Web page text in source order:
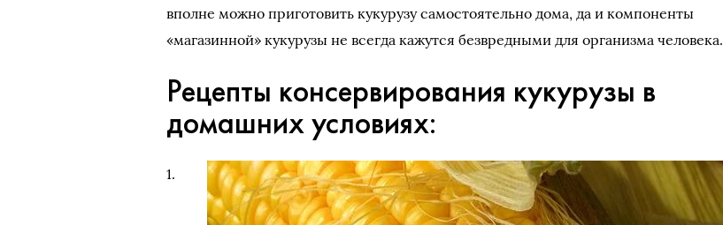
вполне можно приготовить кукурузу самостоятельно дома, да и компоненты
«магазинной» кукурузы не всегда кажутся безвредными для организма человека.
Рецепты консервирования кукурузы в
домашних условиях:
1.